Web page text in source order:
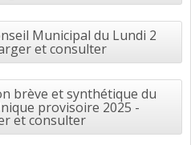
Municipal du Lundi 2
et consulter
brève et synthétique du
provisoire 2025 -
et consulter